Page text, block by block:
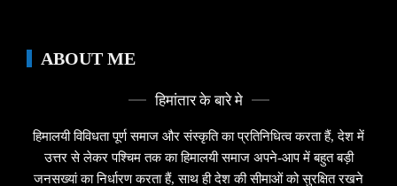
ABOUT ME
हिमांतार के बारे मे
हिमालयी विविधता पूर्ण समाज और संस्कृति का प्रतिनिधित्व करता हैं, देश में
उत्तर से लेकर पश्चिम तक का हिमालयी समाज अपने-आप में बहुत बड़ी
जनसख्यां का निर्धारण करता हैं, साथ ही देश की सीमाओं को सुरक्षित रखने